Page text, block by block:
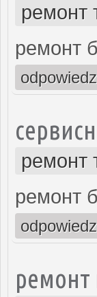
ремонт
ремонт
odpowiedz
ремонт
ремонт
odpowiedz
ремонт